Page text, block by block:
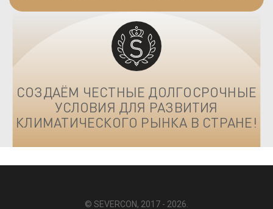
СОЗДАЁМ ЧЕСТНЫЕ ДОЛГОСРОЧНЫЕ
УСЛОВИЯ ДЛЯ РАЗВИТИЯ
КЛИМАТИЧЕСКОГО РЫНКА В СТРАНЕ!
© SEVERCON, 2017 - 2026.